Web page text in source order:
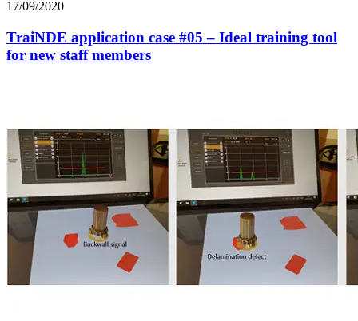
17/09/2020
TraiNDE application case #05 – Ideal training tool
for new staff members